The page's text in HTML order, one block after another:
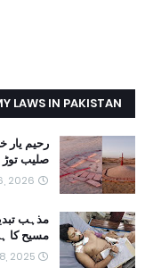
LAWS IN PAKISTAN
رحیم یار
صلیب توڑ
2026
مذہب
مسیح کا
2025